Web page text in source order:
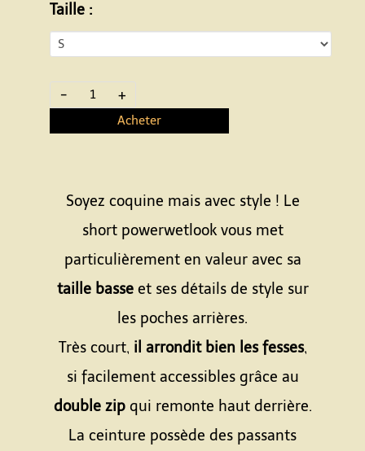
Taille :
- +
Acheter
Soyez coquine mais avec style ! Le
short powerwetlook vous met
particulièrement en valeur avec sa
taille basseet ses détails de style sur
les poches arrières.
Très court, il arrondit bien les fesses,
si facilement accessibles grâce au
double zipqui remonte haut derrière.
La ceinture possède des passants